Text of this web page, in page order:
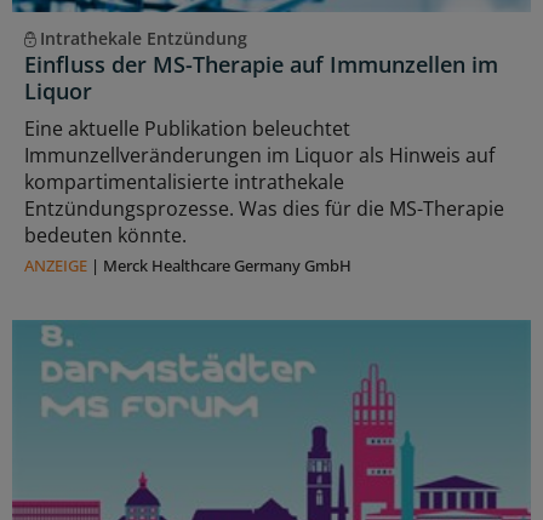
Intrathekale Entzündung
Einfluss der MS-Therapie auf Immunzellen im
Liquor
Eine aktuelle Publikation beleuchtet
Immunzellveränderungen im Liquor als Hinweis auf
kompartimentalisierte intrathekale
Entzündungsprozesse. Was dies für die MS-Therapie
bedeuten könnte.
ANZEIGE | Merck Healthcare Germany GmbH